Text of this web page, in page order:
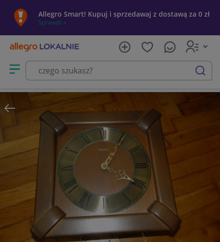
Allegro Smart! Kupuj i sprzedawaj z dostawą za 0 zł
Sprawdź »
Otwórz menu z kategoriami
szukaj